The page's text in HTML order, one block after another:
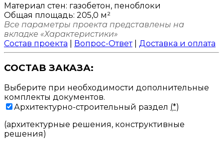
Материал стен: газобетон, пеноблоки
Общая площадь: 205,0 м²
Все параметры проекта представлены на
вкладке «Характеристики»
Состав проекта
Вопрос-Ответ| Доставка и оплата
СОСТАВ ЗАКАЗА:
Выберите при необходимости дополнительные
комплекты документов.
Архитектурно-строительный раздел (*)
(архитектурные решения, конструктивные
решения)